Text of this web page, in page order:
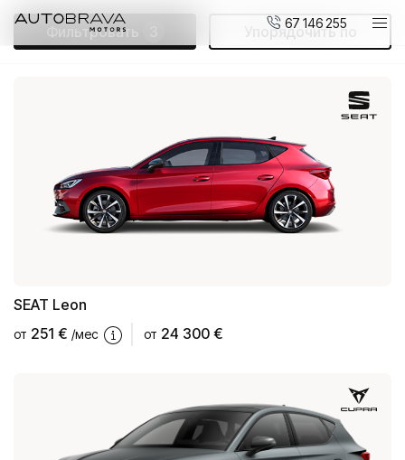
67 146 255
Малопользованные авто
Сервис и обслуживание
Центр ремонта кузовов
Для предприятий
Вакансии
ул. К. Улманя гатве, 96
Фильтровать Упорядочить по
SEAT Leon
от 251 € /мес от 24 300 €